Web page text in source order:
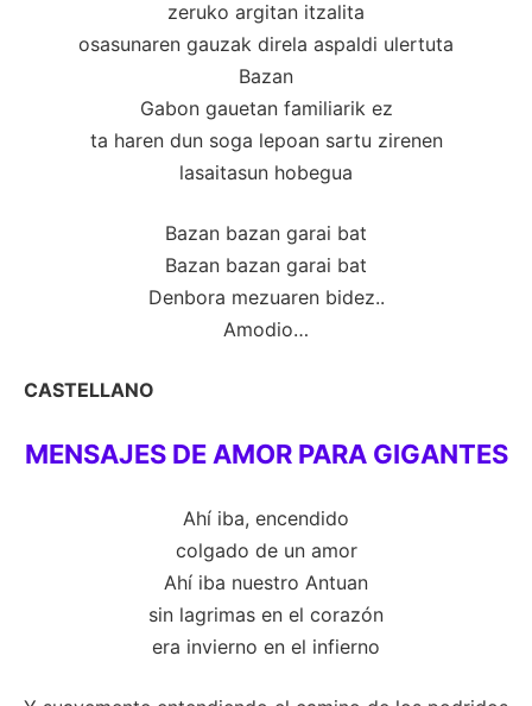
zeruko argitan itzalita
osasunaren gauzak direla aspaldi ulertuta
Bazan
Gabon gauetan familiarik ez
ta haren dun soga lepoan sartu zirenen
lasaitasun hobegua
Bazan bazan garai bat
Bazan bazan garai bat
Denbora mezuaren bidez..
Amodio…
CASTELLANO
MENSAJES DE AMOR PARA GIGANTES
Ahí iba, encendido
colgado de un amor
Ahí iba nuestro Antuan
sin lagrimas en el corazón
era invierno en el infierno